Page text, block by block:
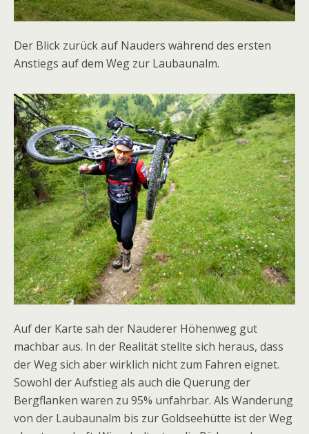
Der Blick zurück auf Nauders während des ersten
Anstiegs auf dem Weg zur Laubaunalm.
Auf der Karte sah der Nauderer Höhenweg gut
machbar aus. In der Realität stellte sich heraus, dass
der Weg sich aber wirklich nicht zum Fahren eignet.
Sowohl der Aufstieg als auch die Querung der
Bergflanken waren zu 95% unfahrbar. Als Wanderung
von der Laubaunalm bis zur Goldseehütte ist der Weg